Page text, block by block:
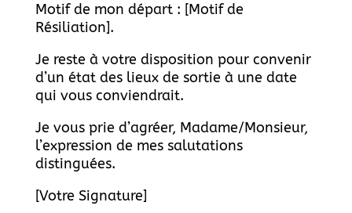
Motif de mon départ : [Motif de
Résiliation].
Je reste à votre disposition pour convenir
d’un état des lieux de sortie à une date
qui vous conviendrait.
Je vous prie d’agréer, Madame/Monsieur,
l’expression de mes salutations
distinguées.
[Votre Signature]